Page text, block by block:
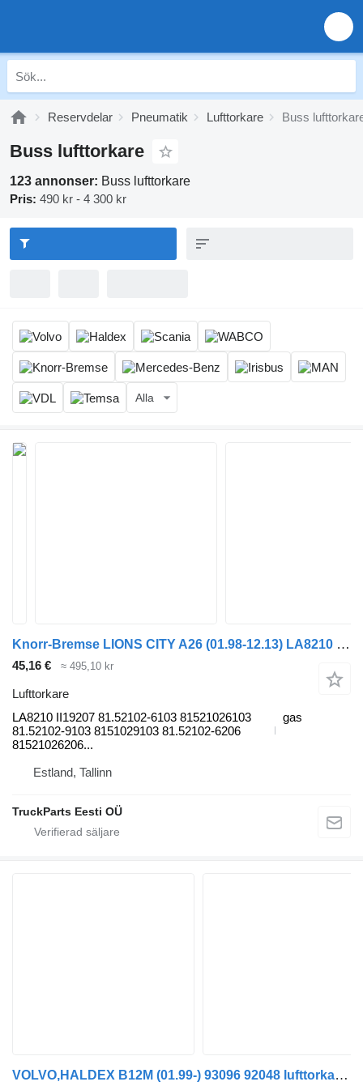
Reservdelar Pneumatik Lufttorkare Buss
Buss lufttorkare
123 annonser: Buss lufttorkare
Pris: 490 kr - 4 300 kr
Alla
Knorr-Bremse LIONS CITY A26 (01.98-12.13) LA8210 II19207 lufttorkare till MAN Lion's bus (1991-) buss
45,16 € ≈ 495,10 kr
Lufttorkare
LA8210 II19207 81.52102-6103 81521026103
81.52102-9103 8151029103 81.52102-6206
81521026206...
gas
Estland, Tallinn
TruckParts Eesti OÜ
VOLVO,HALDEX B12M (01.99-) 93096 92048 lufttorkare till Volvo B6, B7, B9, B10, B12 bus (1978-2011) buss